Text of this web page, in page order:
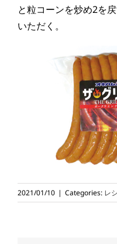
と粒コーンを炒め2を
いただく。
2021/01/10 | Categories: レ